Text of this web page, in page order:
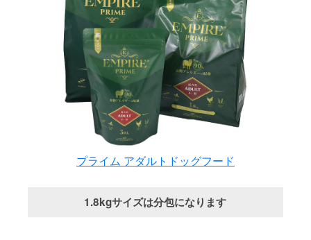
プライム アダルトドッグフード
1.8kgサイズは分包になります